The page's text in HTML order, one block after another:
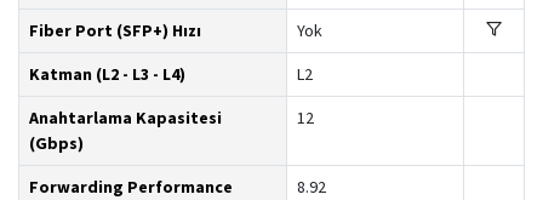
Fiber Port (SFP+) Hızı
Yok
Katman (L2 - L3 - L4)
L2
Anahtarlama Kapasitesi
(Gbps)
12
Forwarding Performance
8.92